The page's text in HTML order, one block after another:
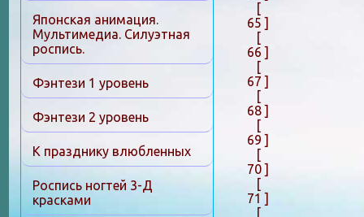
[
65 ]
[
66 ]
[
67 ]
[
68 ]
[
69 ]
[
70 ]
[
71 ]
[
Японская анимация.
Мультимедиа. Силуэтная
роспись.
Фэнтези 1 уровень
Фэнтези 2 уровень
К празднику влюбленных
Роспись ногтей 3-Д
красками